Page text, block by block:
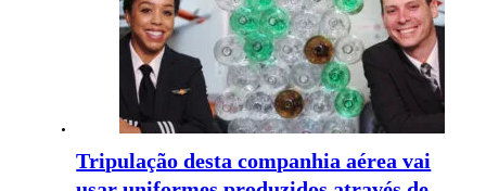
Tripulação desta companhia aérea vai